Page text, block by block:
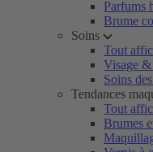
Parfums
Brume
Soins
Tout
Visage
Soins
Tendances
Tout
Brumes